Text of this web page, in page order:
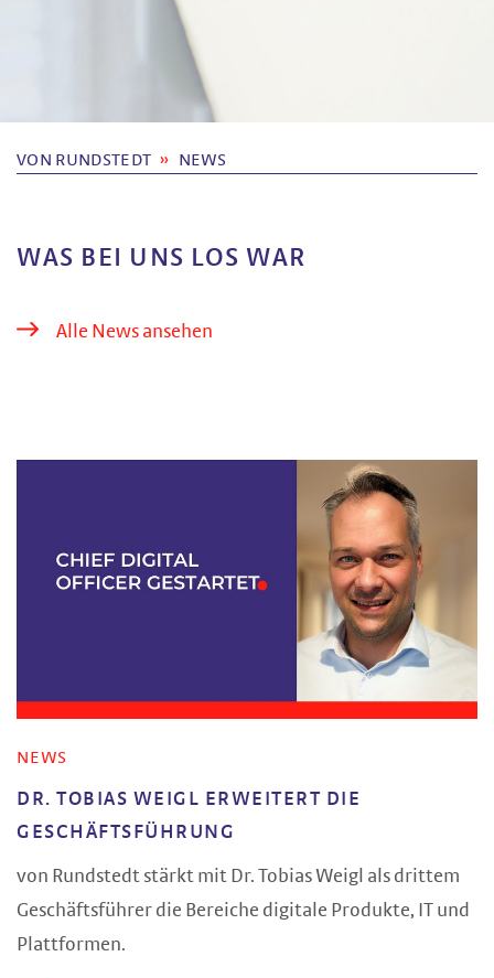
VON RUNDSTEDT NEWS
WAS BEI UNS LOS WAR
Alle News ansehen
NEWS
DR. TOBIAS WEIGL ERWEITERT DIE
GESCHÄFTSFÜHRUNG
von Rundstedt stärkt mit Dr. Tobias Weigl als drittem
Geschäftsführer die Bereiche digitale Produkte, IT und
Plattformen.